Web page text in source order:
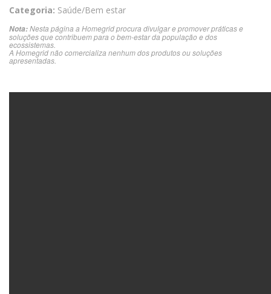
Categoria: Saúde/Bem estar
Nota:Nesta página a Homegrid procura divulgar e promover práticas e
soluções que contribuem para o bem-estar da população e dos
ecossistemas.
A Homegrid não comercializa nenhum dos produtos ou soluções
apresentadas.